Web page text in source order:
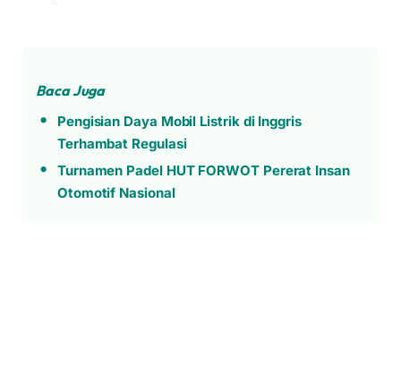
Baca Juga
Pengisian Daya Mobil Listrik di Inggris
Terhambat Regulasi
Turnamen Padel HUT FORWOT Pererat Insan
Otomotif Nasional